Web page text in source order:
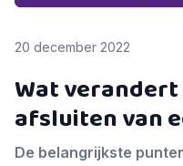
20 december 2022
Wat
afsluiten van
De belangrijkste